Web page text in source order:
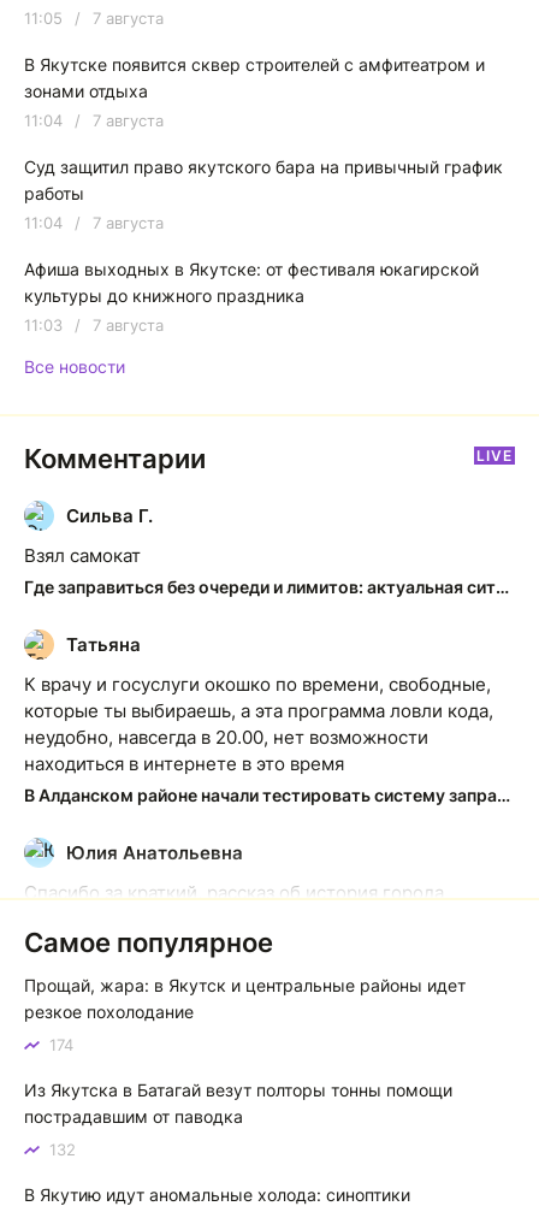
11:05 / 7 августа
В Якутске появится сквер строителей с амфитеатром и
зонами отдыха
11:04 / 7 августа
Суд защитил право якутского бара на привычный график
работы
11:04 / 7 августа
Афиша выходных в Якутске: от фестиваля юкагирской
культуры до книжного праздника
11:03 / 7 августа
Все новости
Комментарии LIVE
С
Сильва Г.
Взял самокат
Где заправиться без очереди и лимитов: актуальная ситуация на АЗС Якутска
Т
Татьяна
К врачу и госуслуги окошко по времени, свободные,
которые ты выбираешь, а эта программа ловли кода,
неудобно, навсегда в 20.00, нет возможности
находиться в интернете в это время
В Алданском районе начали тестировать систему заправки по QR-кодам
Ю
Юлия Анатольевна
Спасибо за краткий, рассказ об история города
Якутск сквозь века: от острога до столицы республики
К
Котя злой
Зной в Сибири, тем более в Якутске. Никакой это не
тем более говорить не приходиться. Не зря даже в
песнях поют…
Самое популярное
Прощай, жара: в Якутск и центральные районы идет
резкое похолодание
174
Из Якутска в Батагай везут полторы тонны помощи
пострадавшим от паводка
132
В Якутию идут аномальные холода: синоптики